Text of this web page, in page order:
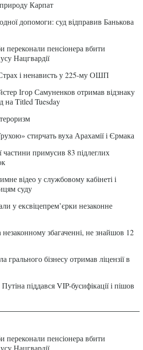
Карпат
допомоги: суд відправив Банькова
переконали пенсіонера вбити
Нацгвардії
і ненависть у 225-му ОШП
Ігор Самуненков отримав відзнаку
на Titled Tuesday
стирчать вуха Арахамії і Єрмака
частини примусив 83 підлеглих
відео у службовому кабінеті і
суду
у ексвіцепрем’єрки незаконне
збагаченні, не знайшов 12
грального бізнесу отримав ліцензії в
піддався VIP-бусифікації і пішов
переконали пенсіонера вбити
Нацгвардії